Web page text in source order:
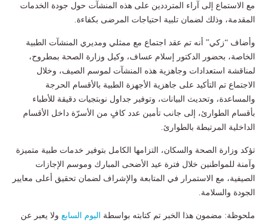
مع الاستماع إلى آراء المترددين على هذه المنشآت حول جودة الخدمات
المقدمة، وذلك لضمان تلبية احتياجات المرضى بكفاءة.
وأضاف “زكي” أنه تم عقد اجتماع مع ممثلي ومديري المنشآت الطبية
الخاصة، بحضور الدكتور إسلام عساف، وكيل وزارة الصحة بمطروح،
لمناقشة استعدادات وجاهزية هذه المنشآت لموسم الصيف، وخلال
الاجتماع تم التأكيد على جاهزية الأجهزة الطبية بالأقسام الحرجة
والمساعدة، وتحديث البيانات، وتوفير جداول نوبتجيات دقيقة للأطباء
بأقسام الطوارئ، إلى جانب تأمين عدد كافٍ من الأسرّة داخل الأقسام
الداخلية المرتبطة بالطوارئ.
تؤكد وزارة الصحة والسكان، التزامها الكامل بتوفير خدمات طبية متميزة
وآمنة للمواطنين خلال فترة عيد الأضحى المبارك وموسم الإجازات
الصيفية، مع الاستمرار في المتابعة والإشراف لضمان تحقيق أعلى معايير
الجودة والسلامة.
ملحوظة: مضمون هذا الخبر تم كتابته بواسطة اليوم السابع ولا يعبر عن